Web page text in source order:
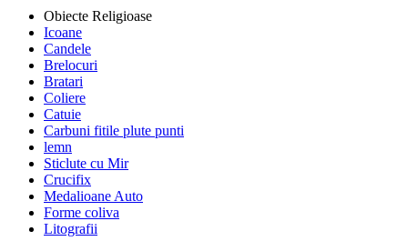
Obiecte Religioase
Icoane
Candele
Brelocuri
Bratari
Coliere
Catuie
Carbuni fitile plute punti
lemn
Sticlute cu Mir
Crucifix
Medalioane Auto
Forme coliva
Litografii